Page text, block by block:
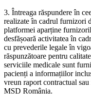
3. Întreaga răspundere în
realizate în cadrul furnizori
platformei aparține
desfășoară activitatea în
cu prevederile legale în
răspunzătoare pentru
serviciile medicale sunt
pacienți a informațiilor
vreun raport contractual
MSD România.